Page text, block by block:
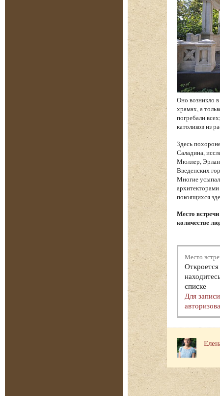
Оно возникло
храмах, а
погребали
католиков из
Здесь
Саладина,
Мюллер,
Введенских
Многие
покоящихся
Место
количестве
Место
списке
Для